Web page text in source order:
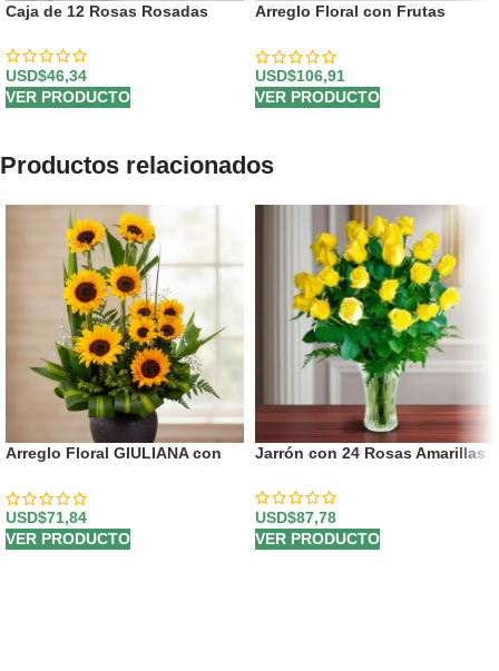
Caja de 12 Rosas Rosadas
USD$46,34
VER PRODUCTO
Arreglo Floral con Frutas
USD$106,91
VER PRODUCTO
Productos relacionados
Arreglo Floral GIULIANA con
USD$71,84
VER PRODUCTO
Jarrón con 24 Rosas Amarillas
USD$87,78
VER PRODUCTO